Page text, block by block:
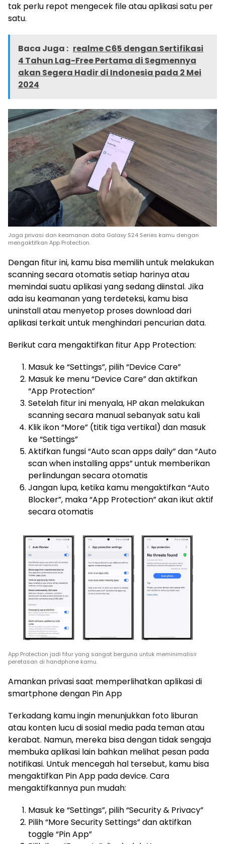
tak perlu repot mengecek file atau aplikasi satu per
satu.
Baca Juga : realme C65 dengan Sertifikasi
4 Tahun Lag-Free Pertama di Segmennya
akan Segera Hadir di Indonesia pada 2 Mei
2024
Jaga privasi dan keamanan data Galaxy S24 Series kamu dengan
mengaktifkan App Protection.
Dengan fitur ini, kamu bisa memilih untuk melakukan
scanning secara otomatis setiap harinya atau
memindai suatu aplikasi yang sedang diinstal. Jika
ada isu keamanan yang terdeteksi, kamu bisa
uninstall atau menyetop proses download dari
aplikasi terkait untuk menghindari pencurian data.
Berikut cara mengaktifkan fitur App Protection:
Masuk ke “Settings”, pilih “Device Care”
Masuk ke menu “Device Care” dan aktifkan
“App Protection”
Setelah fitur ini menyala, HP akan melakukan
scanning secara manual sebanyak satu kali
Klik ikon “More” (titik tiga vertikal) dan masuk
ke “Settings”
Aktifkan fungsi “Auto scan apps daily” dan “Auto
scan when installing apps” untuk memberikan
perlindungan secara otomatis
Jangan lupa, ketika kamu mengaktifkan “Auto
Blocker”, maka “App Protection” akan ikut aktif
secara otomatis
App Protection jadi fitur yang sangat berguna untuk meminimalisir
peretasan di handphone kamu.
Amankan privasi saat memperlihatkan aplikasi di
smartphone dengan Pin App
Terkadang kamu ingin menunjukkan foto liburan
atau konten lucu di sosial media pada teman atau
kerabat. Namun, mereka bisa dengan tidak sengaja
membuka aplikasi lain bahkan melihat pesan pada
notifikasi. Untuk mencegah hal tersebut, kamu bisa
mengaktifkan Pin App pada device. Cara
mengaktifkannya pun mudah:
Masuk ke “Settings”, pilih “Security & Privacy”
Pilih “More Security Settings” dan aktifkan
toggle “Pin App”